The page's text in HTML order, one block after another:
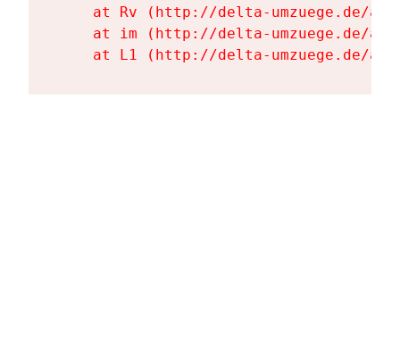
at Rv (http://delta-umzuege.de/
at im (http://delta-umzuege.de/
at L1 (http://delta-umzuege.de/